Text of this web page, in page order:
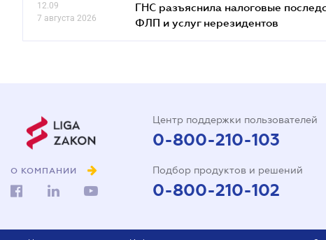
12.09
7 августа 2026
ГНС разъяснила налоговые
ФЛП и услуг нерезидентов
О КОМПАНИИ
Центр поддержки пользователей
0-800-210-103
Подбор продуктов и решений
0-800-210-102